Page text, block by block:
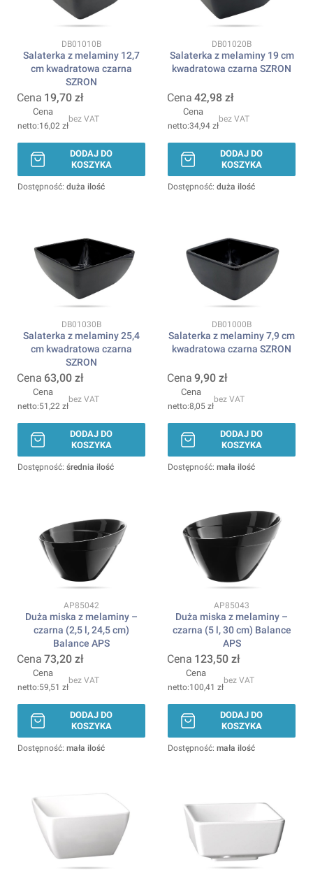
Kod produktu
DB01010B
Salaterka z melaminy 12,7
cm kwadratowa czarna
SZRON
Cena 19,70 zł
Cena
16,02 zł
bez VAT
DODAJ DO
KOSZYKA
Dostępność: duża ilość
Kod produktu
DB01020B
Salaterka z melaminy 19 cm
kwadratowa czarna SZRON
Cena 42,98 zł
Cena
34,94 zł
bez VAT
DODAJ DO
KOSZYKA
Dostępność: duża ilość
Kod produktu
DB01030B
Salaterka z melaminy 25,4
cm kwadratowa czarna
SZRON
Cena 63,00 zł
Cena
51,22 zł
bez VAT
DODAJ DO
KOSZYKA
Dostępność: średnia ilość
Kod produktu
DB01000B
Salaterka z melaminy 7,9 cm
kwadratowa czarna SZRON
Cena 9,90 zł
Cena
8,05 zł
bez VAT
DODAJ DO
KOSZYKA
Dostępność: mała ilość
Kod produktu
AP85042
Duża miska z melaminy –
czarna (2,5 l, 24,5 cm)
Balance APS
Cena 73,20 zł
Cena
59,51 zł
bez VAT
DODAJ DO
KOSZYKA
Dostępność: mała ilość
Kod produktu
AP85043
Duża miska z melaminy –
czarna (5 l, 30 cm) Balance
APS
Cena 123,50 zł
Cena
100,41 zł
bez VAT
DODAJ DO
KOSZYKA
Dostępność: mała ilość